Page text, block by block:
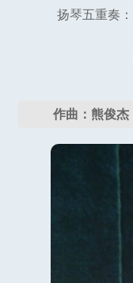
扬琴五重奏
作曲：熊俊杰